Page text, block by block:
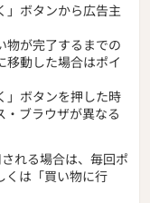
」ボタンから広告主
物が完了するまでの
動した場合はポイ
」ボタンを押した時
・ブラウザが異なる
れる場合は、毎回ポ
くは「買い物に行